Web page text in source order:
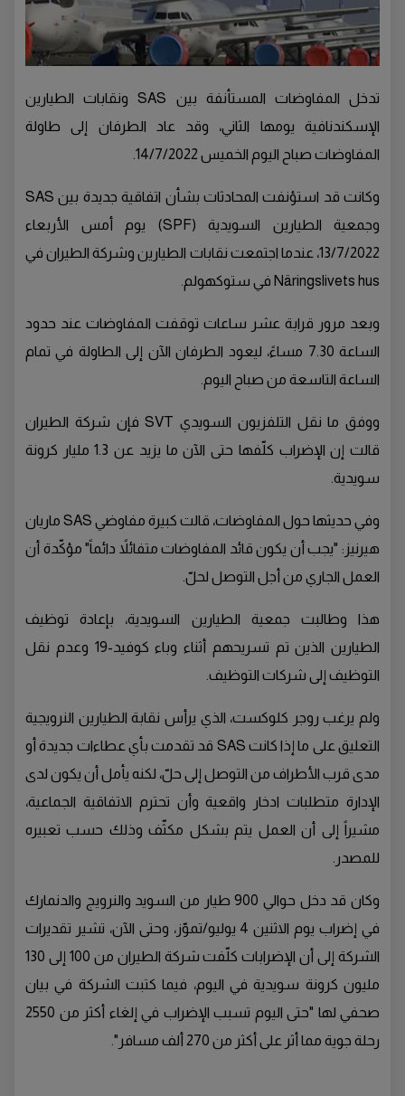
تدخل المفاوضات المستأنفة بين SAS ونقابات الطيارين
الإسكندنافية يومها الثاني، وقد عاد الطرفان إلى طاولة
المفاوضات صباح اليوم الخميس 14/7/2022.
وكانت قد استؤنفت المحادثات بشأن اتفاقية جديدة بين SAS
وجمعية الطيارين السويدية (SPF) يوم أمس الأربعاء
13/7/2022، عندما اجتمعت نقابات الطيارين وشركة الطيران في
Näringslivets hus في ستوكهولم.
وبعد مرور قرابة عشر ساعات توقفت المفاوضات عند حدود
الساعة 7.30 مساءً، ليعود الطرفان الآن إلى الطاولة في تمام
الساعة التاسعة من صباح اليوم.
ووفق ما نقل التلفزيون السويدي SVT فإن شركة الطيران
قالت إن الإضراب كلّفها حتى الآن ما يزيد عن 1.3 مليار كرونة
سويدية.
وفي حديثها حول المفاوضات، قالت كبيرة مفاوضي SAS ماريان
هيرنيز: "يجب أن يكون قائد المفاوضات متفائلاً دائماً" مؤكّدة أن
العمل الجاري من أجل التوصل لحلّ.
هذا وطالبت جمعية الطيارين السويدية، بإعادة توظيف
الطيارين الذين تم تسريحهم أثناء وباء كوفيد-19 وعدم نقل
التوظيف إلى شركات التوظيف.
ولم يرغب روجر كلوكست، الذي يرأس نقابة الطيارين النرويجية
التعليق على ما إذا كانت SAS قد تقدمت بأي عطاءات جديدة أو
مدى قرب الأطراف من التوصل إلى حلّ، لكنه يأمل أن يكون لدى
الإدارة متطلبات ادخار واقعية وأن تحترم الاتفاقية الجماعية،
مشيراً إلى أن العمل يتم بشكل مكثّف وذلك حسب تعبيره
للمصدر.
وكان قد دخل حوالي 900 طيار من السويد والنرويج والدنمارك
في إضراب يوم الاثنين 4 يوليو/تموّز، وحتى الآن، تشير تقديرات
الشركة إلى أن الإضرابات كلّفت شركة الطيران من 100 إلى 130
مليون كرونة سويدية في اليوم، فيما كتبت الشركة في بيان
صحفي لها "حتى اليوم تسبب الإضراب في إلغاء أكثر من 2550
رحلة جوية مما أثر على أكثر من 270 ألف مسافر".